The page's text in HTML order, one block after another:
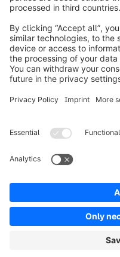
Informazioni su
Prodotti
Soluzioni
Terms &
Copyright ©